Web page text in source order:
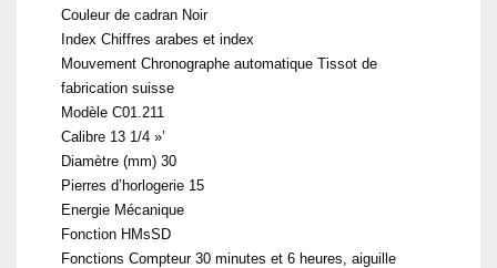
Couleur de cadran Noir
Index Chiffres arabes et index
Mouvement Chronographe automatique Tissot de
fabrication suisse
Modèle C01.211
Calibre 13 1/4 »’
Diamètre (mm) 30
Pierres d’horlogerie 15
Energie Mécanique
Fonction HMsSD
Fonctions Compteur 30 minutes et 6 heures, aiguille